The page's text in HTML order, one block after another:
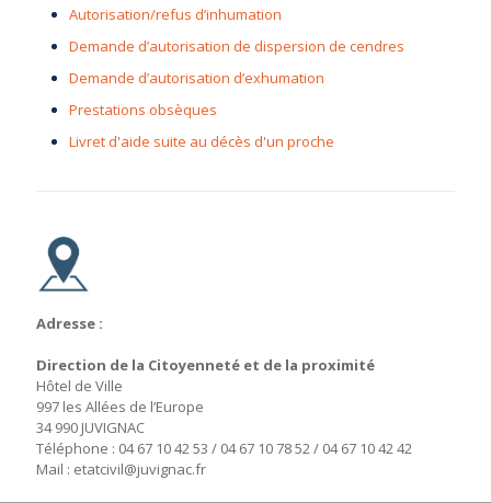
Autorisation/refus d’inhumation
Demande d’autorisation de dispersion de cendres
Demande d’autorisation d’exhumation
Prestations obsèques
Livret d'aide suite au décès d'un proche
Adresse :
Direction de la Citoyenneté et de la proximité
Hôtel de Ville
997 les Allées de l’Europe
34 990 JUVIGNAC
Téléphone : 04 67 10 42 53 / 04 67 10 78 52 / 04 67 10 42 42
Mail : etatcivil@juvignac.fr